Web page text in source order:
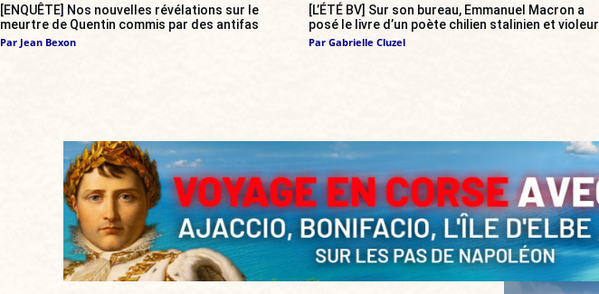
[ENQUÊTE] Nos nouvelles révélations sur le
meurtre de Quentin commis par des antifas
Par Jean Bexon
[L’ÉTÉ BV] Sur son bureau, Emmanuel Macron a
posé le livre d’un poète chilien stalinien et violeur
Par Gabrielle Cluzel